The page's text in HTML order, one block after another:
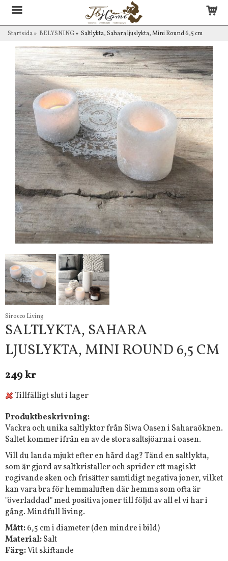
Startsida» BELYSNING» Saltlykta, Sahara ljuslykta, Mini Round 6,5 cm
Sirocco Living
SALTLYKTA, SAHARA
LJUSLYKTA, MINI ROUND 6,5 CM
249 kr
Tillfälligt slut i lager
Produktbeskrivning:
Vackra och unika saltlyktor från Siwa Oasen i Saharaöknen.
Saltet kommer ifrån en av de stora saltsjöarna i oasen.
Vill du landa mjukt efter en hård dag? Tänd en saltlykta,
som är gjord av saltkristaller och sprider ett magiskt
rogivande sken och frisätter samtidigt negativa joner, vilket
kan vara bra för hemmaluften där hemma som ofta är
"överladdad" med positiva joner till följd av all el vi har i
gång. Mindfull living.
Mått:6,5 cm i diameter (den mindre i bild)
Material:Salt
Färg:Vit skiftande